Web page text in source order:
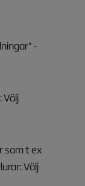
-
Välj
som t ex
Välj